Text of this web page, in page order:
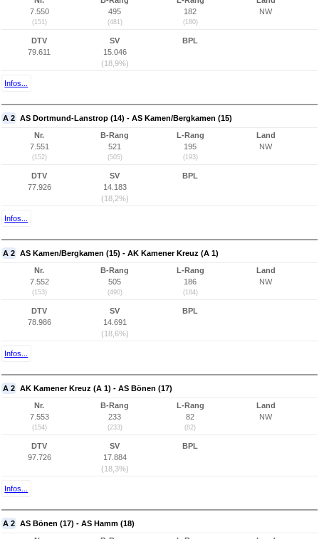
7.550
(151)
495
(481)
182
(180)
NW
DTV
79.611
SV
15.046
(18,9%)
BPL
Infos...
A 2 AS Dortmund-Lanstrop (14) - AS Kamen/Bergkamen (15)
Nr.
7.551
(152)
B-Rang
521
(505)
L-Rang
195
(193)
Land
NW
DTV
77.926
SV
14.183
(18,2%)
BPL
Infos...
A 2 AS Kamen/Bergkamen (15) - AK Kamener Kreuz (A 1)
Nr.
7.552
(153)
B-Rang
505
(490)
L-Rang
186
(184)
Land
NW
DTV
78.986
SV
14.691
(18,6%)
BPL
Infos...
A 2 AK Kamener Kreuz (A 1) - AS Bönen (17)
Nr.
7.553
(154)
B-Rang
233
(233)
L-Rang
82
(82)
Land
NW
DTV
97.726
SV
17.884
(18,3%)
BPL
Infos...
A 2 AS Bönen (17) - AS Hamm (18)